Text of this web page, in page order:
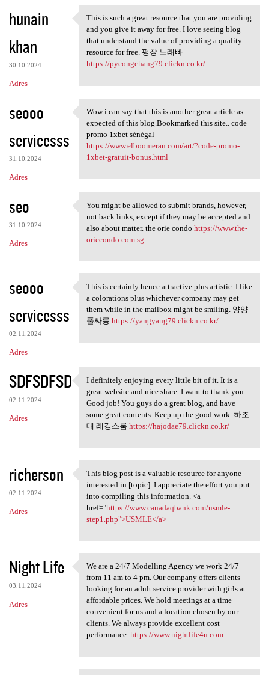
hunain
khan
30.10.2024
Adres
This is such a great resource
This is such a great resource that you are providing
and you give it away for free. I love seeing blog
that understand the value of providing a quality
resource for free. 평창 노래빠
https://pyeongchang79.clickn.co.kr/
seooo
servicesss
31.10.2024
Adres
Wow i can say that this is
Wow i can say that this is another great article as
expected of this blog.Bookmarked this site.. code
promo 1xbet sénégal
https://www.elboomeran.com/art/?code-promo-
1xbet-gratuit-bonus.html
seo
31.10.2024
Adres
You might be allowed to
You might be allowed to submit brands, however,
not back links, except if they may be accepted and
also about matter. the orie condo https://www.the-
oriecondo.com.sg
seooo
servicesss
02.11.2024
Adres
This is certainly hence
This is certainly hence attractive plus artistic. I like
a colorations plus whichever company may get
them while in the mailbox might be smiling. 양양
풀싸롱 https://yangyang79.clickn.co.kr/
SDFSDFSD
02.11.2024
Adres
I definitely enjoying every
I definitely enjoying every little bit of it. It is a
great website and nice share. I want to thank you.
Good job! You guys do a great blog, and have
some great contents. Keep up the good work. 하조
대 레깅스룸 https://hajodae79.clickn.co.kr/
richerson
02.11.2024
Adres
This blog post is a valuable
This blog post is a valuable resource for anyone
interested in [topic]. I appreciate the effort you put
into compiling this information. <a
href="https://www.canadaqbank.com/usmle-
step1.php">USMLE</a>
Night Life
03.11.2024
Adres
We are a 24/7 Modelling
We are a 24/7 Modelling Agency we work 24/7
from 11 am to 4 pm. Our company offers clients
looking for an adult service provider with girls at
affordable prices. We hold meetings at a time
convenient for us and a location chosen by our
clients. We always provide excellent cost
performance. https://www.nightlife4u.com